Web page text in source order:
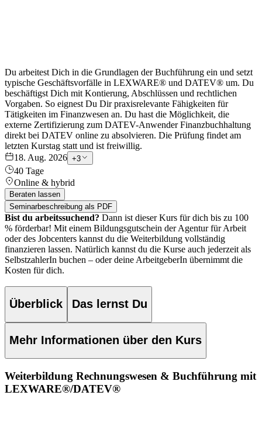
Du arbeitest Dich in die Grundlagen der Buchführung ein und setzt
typische Geschäftsvorfälle in LEXWARE® und DATEV® um. Du
beschäftigst Dich mit Kontierung, Abschlüssen und rechtlichen
Vorgaben. So eignest Du Dir praxisrelevante Fähigkeiten für
Tätigkeiten im Finanzwesen an. Du hast die Möglichkeit, die
externe Zertifizierung zum DATEV-Anwender Finanzbuchhaltung
direkt bei DATEV online zu absolvieren. Die Prüfung findet am
letzten Kurstag statt und ist freiwillig.
18. Aug. 2026 +3
40 Tage
Online & hybrid
Beraten lassen
Seminarbeschreibung als PDF
Bist du arbeitssuchend? Dann ist dieser Kurs für dich bis zu 100
% förderbar! Mit einem Bildungsgutschein der Agentur für Arbeit
oder des Jobcenters kannst du die Weiterbildung vollständig
finanzieren lassen. Natürlich kannst du die Kurse auch jederzeit als
SelbstzahlerIn buchen – oder deine ArbeitgeberIn übernimmt die
Kosten für dich.
Überblick Das lernst Du
Mehr Informationen über den Kurs
Weiterbildung Rechnungswesen & Buchführung mit
LEXWARE®/DATEV®